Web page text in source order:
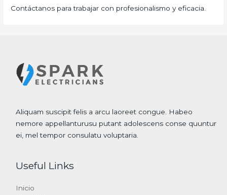
Contáctanos para trabajar con profesionalismo y eficacia.
Aliquam suscipit felis a arcu laoreet congue. Habeo
nemore appellanturusu putant adolescens conse quuntur
ei, mel tempor consulatu voluptaria.
Useful Links
Inicio